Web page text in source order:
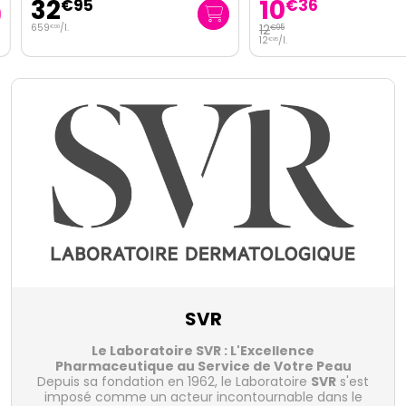
32€95
659 €00/l. 10€36
12€95
12 €95/l.
SVR
Le Laboratoire SVR : L'Excellence
Pharmaceutique au Service de Votre Peau
Depuis sa fondation en 1962, le Laboratoire SVR s'est
imposé comme un acteur incontournable dans le